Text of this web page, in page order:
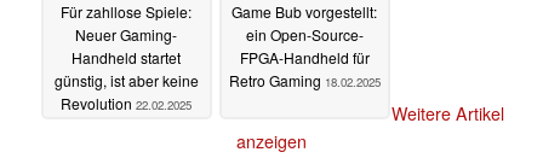
Für zahllose Spiele:
Neuer Gaming-
Handheld startet
günstig, ist aber keine
Revolution 22.02.2025
Game Bub vorgestellt:
ein Open-Source-
FPGA-Handheld für
Retro Gaming 18.02.2025
Weitere Artikel
anzeigen